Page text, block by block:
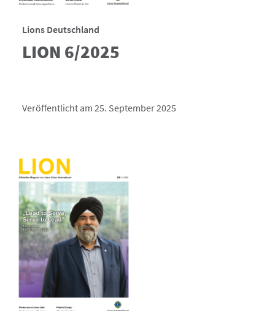
Lions Deutschland
LION 6/2025
Veröffentlicht am 25. September 2025